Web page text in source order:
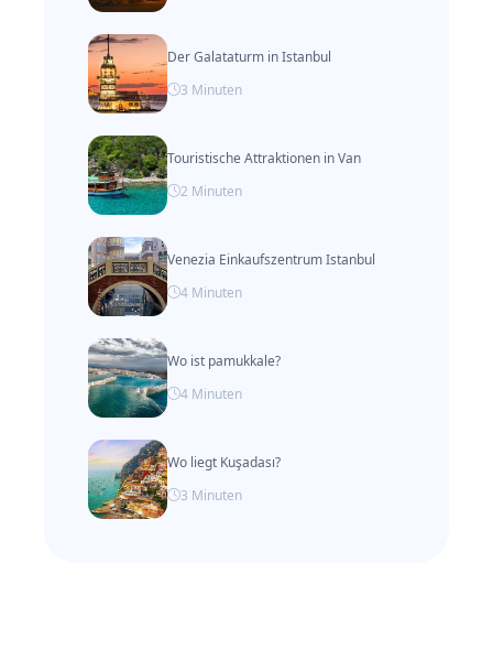
Der Galataturm in Istanbul
3 Minuten
Touristische Attraktionen in Van
2 Minuten
Venezia Einkaufszentrum Istanbul
4 Minuten
Wo ist pamukkale?
4 Minuten
Wo liegt Kuşadası?
3 Minuten